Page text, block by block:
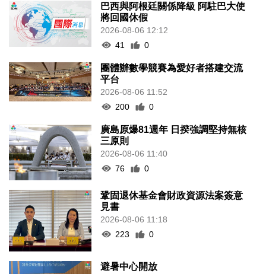
巴西與阿根廷關係降級 阿駐巴大使
將回國休假
2026-08-06 12:12
41
0
團體辦數學競賽為愛好者搭建交流
平台
2026-08-06 11:52
200
0
廣島原爆81週年 日揆強調堅持無核
三原則
2026-08-06 11:40
76
0
鞏固退休基金會財政資源法案簽意
見書
2026-08-06 11:18
223
0
避暑中心開放